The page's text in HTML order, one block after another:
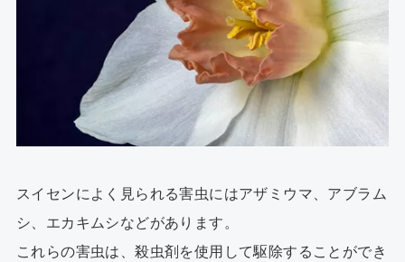
スイセンによく見られる害虫にはアザミウマ、アブラム
シ、エカキムシなどがあります。
これらの害虫は、殺虫剤を使用して駆除することができ